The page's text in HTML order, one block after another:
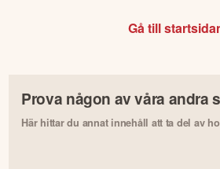
Gå till
Prova någon av våra andra
Här hittar du annat innehåll att ta del av